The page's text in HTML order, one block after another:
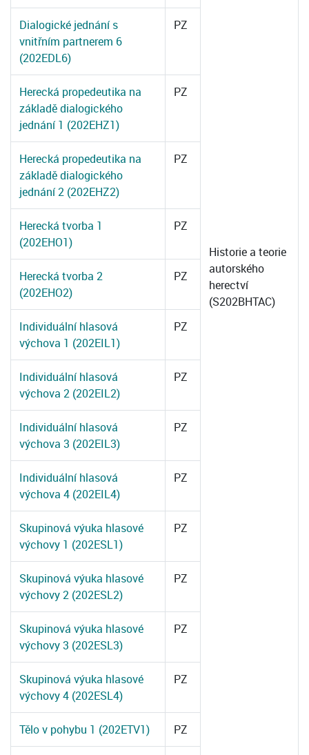
Historie a teorie
autorského
herectví
(S202BHTAC)
Dialogické jednání s
vnitřním partnerem 6
(202EDL6)
PZ
Herecká propedeutika na
základě dialogického
jednání 1 (202EHZ1)
PZ
Herecká propedeutika na
základě dialogického
jednání 2 (202EHZ2)
PZ
Herecká tvorba 1
(202EHO1)
PZ
Herecká tvorba 2
(202EHO2)
PZ
Individuální hlasová
výchova 1 (202EIL1)
PZ
Individuální hlasová
výchova 2 (202EIL2)
PZ
Individuální hlasová
výchova 3 (202EIL3)
PZ
Individuální hlasová
výchova 4 (202EIL4)
PZ
Skupinová výuka hlasové
výchovy 1 (202ESL1)
PZ
Skupinová výuka hlasové
výchovy 2 (202ESL2)
PZ
Skupinová výuka hlasové
výchovy 3 (202ESL3)
PZ
Skupinová výuka hlasové
výchovy 4 (202ESL4)
PZ
Tělo v pohybu 1 (202ETV1) PZ